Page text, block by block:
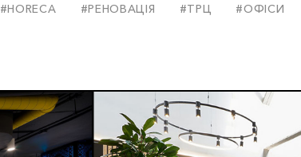
#HORECA #РЕНОВАЦІЯ #ТРЦ #ОФІСИ